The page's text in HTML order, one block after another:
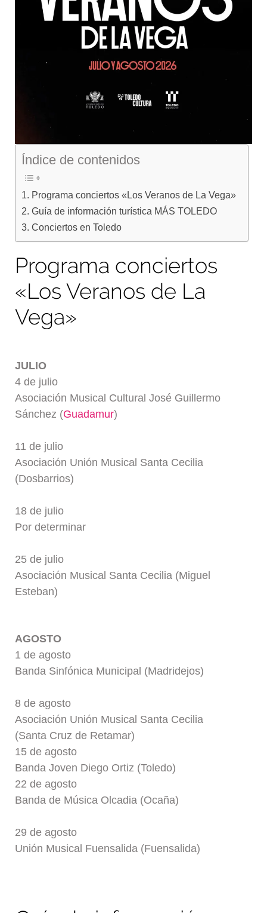
Índice de contenidos
Programa conciertos «Los Veranos de La Vega»
Guía de información turística MÁS TOLEDO
Conciertos en Toledo
Programa conciertos
«Los Veranos de La
Vega»
JULIO
4 de julio
Asociación Musical Cultural José Guillermo
Sánchez (Guadamur)
11 de julio
Asociación Unión Musical Santa Cecilia
(Dosbarrios)
18 de julio
Por determinar
25 de julio
Asociación Musical Santa Cecilia (Miguel
Esteban)
AGOSTO
1 de agosto
Banda Sinfónica Municipal (Madridejos)
8 de agosto
Asociación Unión Musical Santa Cecilia
(Santa Cruz de Retamar)
15 de agosto
Banda Joven Diego Ortiz (Toledo)
22 de agosto
Banda de Música Olcadia (Ocaña)
29 de agosto
Unión Musical Fuensalida (Fuensalida)